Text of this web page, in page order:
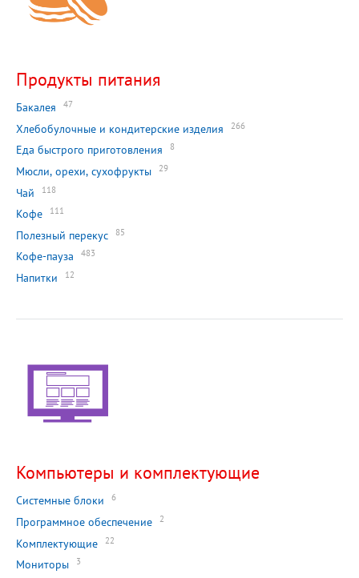
Продукты питания
Бакалея 47
Хлебобулочные и кондитерские изделия 266
Еда быстрого приготовления 8
Мюсли, орехи, сухофрукты 29
Чай 118
Кофе 111
Полезный перекус 85
Кофе-пауза 483
Напитки 12
Компьютеры и комплектующие
Системные блоки 6
Программное обеспечение 2
Комплектующие 22
Мониторы 3